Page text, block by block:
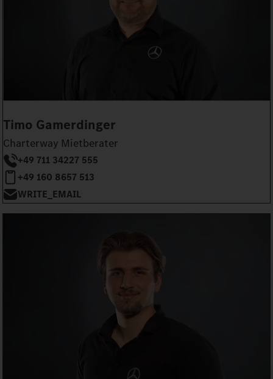
Timo Gamerdinger
Charterway Mietberater
+49 711 34227 555
+49 160 8657 513
WRITE_EMAIL